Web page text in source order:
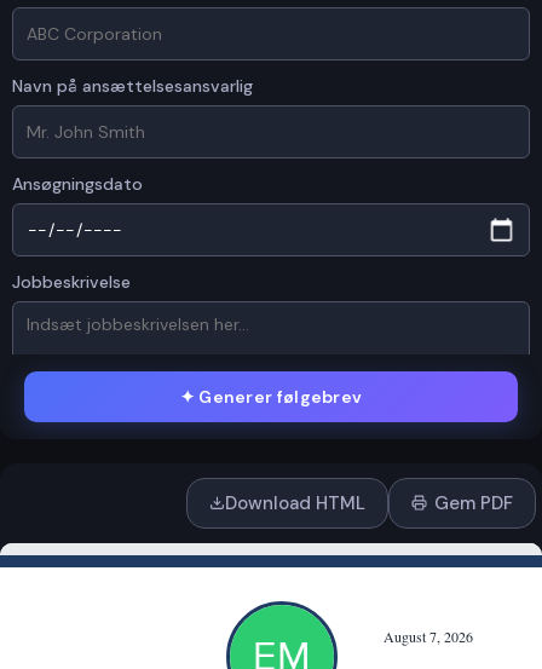
Navn på ansættelsesansvarlig
Ansøgningsdato
Jobbeskrivelse
Træk og slip ellerklik for at uploade
PDF, DOCX, TXT
eller indsæt tekst
✦ Generer følgebrev
Download HTML Gem PDF